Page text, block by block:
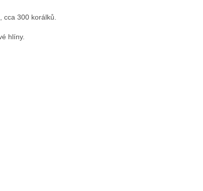
300 korálků.
hlíny.